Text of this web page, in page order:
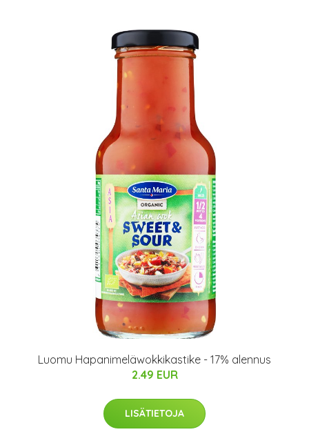
Luomu Hapanimeläwokkikastike - 17% alennus
2.49 EUR
LISÄTIETOJA